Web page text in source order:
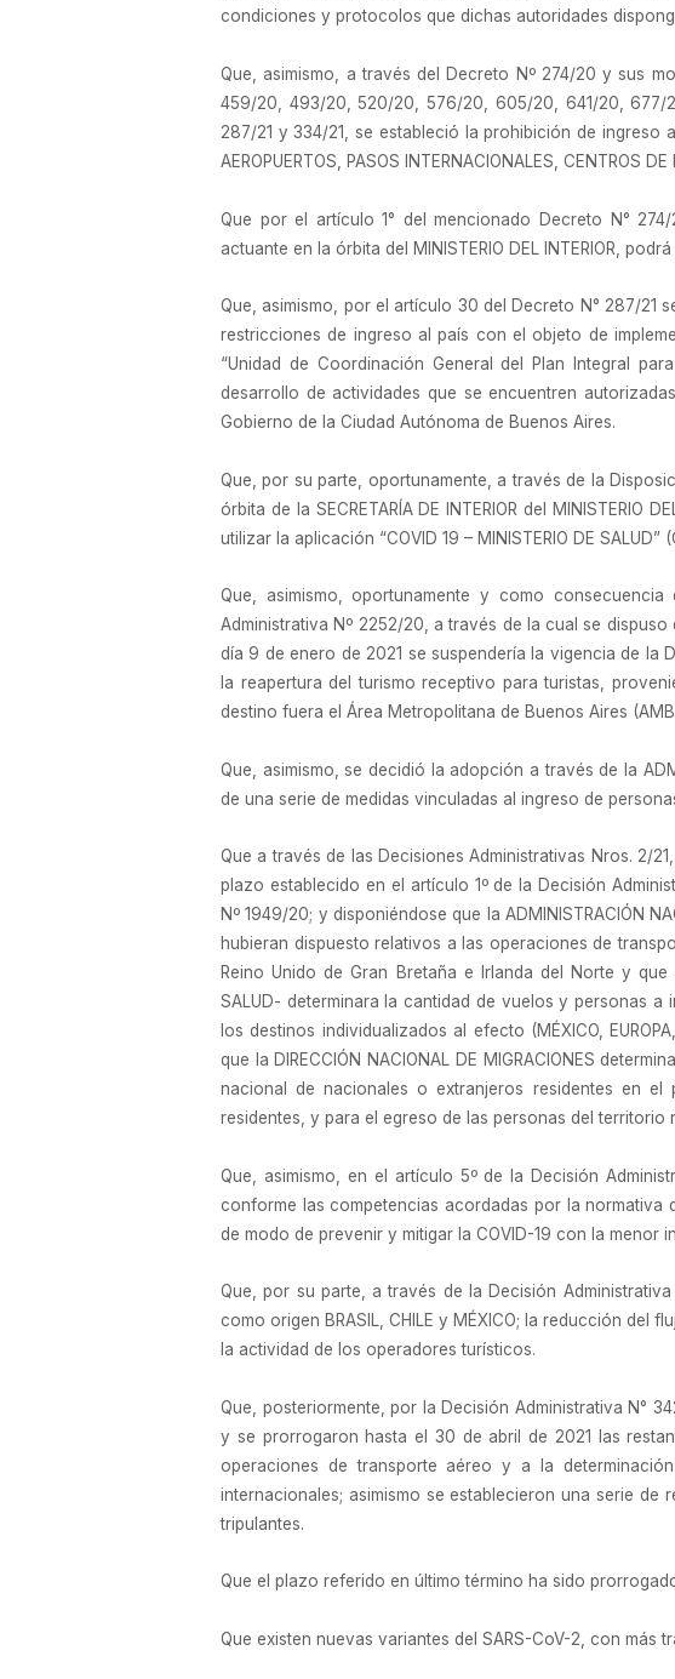
condiciones y protocolos que dichas autoridades
Que, asimismo, a través del Decreto Nº 274/20 y sus
459/20, 493/20, 520/20, 576/20, 605/20, 641/20, 677/
287/21 y 334/21, se estableció la prohibición de ingreso
AEROPUERTOS, PASOS INTERNACIONALES,
Que por el artículo 1° del mencionado Decreto N° 274/
actuante en la órbita del MINISTERIO DEL INTERIOR,
Que, asimismo, por el artículo 30 del Decreto N° 287/21
restricciones de ingreso al país con el objeto de
“Unidad de Coordinación General del Plan Integral
desarrollo de actividades que se encuentren
Gobierno de la Ciudad Autónoma de Buenos Aires.
Que, por su parte, oportunamente, a través de la
órbita de la SECRETARÍA DE INTERIOR del
utilizar la aplicación “COVID 19 – MINISTERIO DE
Que, asimismo, oportunamente y como
Administrativa Nº 2252/20, a través de la cual se
día 9 de enero de 2021 se suspendería la vigencia de la
la reapertura del turismo receptivo para turistas,
destino fuera el Área Metropolitana de Buenos Aires
Que, asimismo, se decidió la adopción a través de la
de una serie de medidas vinculadas al ingreso de
Que a través de las Decisiones Administrativas Nros. 2/
plazo establecido en el artículo 1º de la Decisión
Nº 1949/20; y disponiéndose que la ADMINISTRACIÓN
hubieran dispuesto relativos a las operaciones de
Reino Unido de Gran Bretaña e Irlanda del Norte y que
SALUD- determinara la cantidad de vuelos y personas
los destinos individualizados al efecto (MÉXICO,
que la DIRECCIÓN NACIONAL DE MIGRACIONES
nacional de nacionales o extranjeros residentes en
residentes, y para el egreso de las personas del
Que, asimismo, en el artículo 5º de la Decisión
conforme las competencias acordadas por la normativa
de modo de prevenir y mitigar la COVID-19 con la menor
Que, por su parte, a través de la Decisión
como origen BRASIL, CHILE y MÉXICO; la reducción
la actividad de los operadores turísticos.
Que, posteriormente, por la Decisión Administrativa N°
y se prorrogaron hasta el 30 de abril de 2021 las
operaciones de transporte aéreo y a la
internacionales; asimismo se establecieron una serie
tripulantes.
Que el plazo referido en último término ha sido
Que existen nuevas variantes del SARS-CoV-2, con más